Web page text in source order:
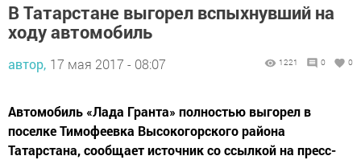
В Татарстане выгорел вспыхнувший на
ходу автомобиль
автор, 17 мая 2017 - 08:07 1221 0 0
Автомобиль «Лада Гранта» полностью выгорел в
поселке Тимофеевка Высокогорского района
Татарстана, сообщает источник со ссылкой на пресс-